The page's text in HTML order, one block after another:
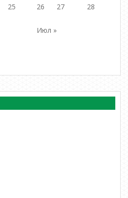
Июл »
25 26 27
28